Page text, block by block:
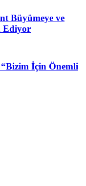
Büyümeye ve
Ediyor
İçin Önemli